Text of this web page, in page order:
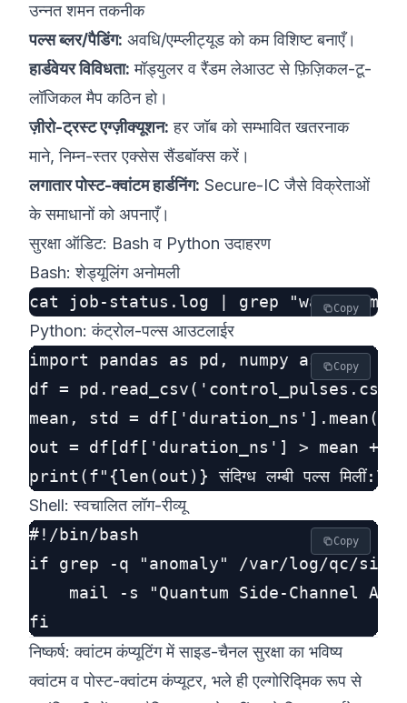
उन्नत शमन तकनीक
पल्स ब्लर/पैडिंग: अवधि/एम्प्लीट्यूड को कम विशिष्ट बनाएँ।
हार्डवेयर विविधता: मॉड्युलर व रैंडम लेआउट से फ़िज़िकल-टू-
लॉजिकल मैप कठिन हो।
ज़ीरो-ट्रस्ट एग्ज़ीक्यूशन: हर जॉब को सम्भावित खतरनाक
माने, निम्न-स्तर एक्सेस सैंडबॉक्स करें।
लगातार पोस्ट-क्वांटम हार्डनिंग: Secure-IC जैसे विक्रेताओं
के समाधानों को अपनाएँ।
सुरक्षा ऑडिट: Bash व Python उदाहरण
Bash: शेड्यूलिंग अनोमली
Copy
Python: कंट्रोल-पल्स आउटलाईर
import pandas as pd, numpy as np
df =
mean, std =
out = df[df['duration_ns'] > mean +
Copy
Shell: स्वचालित लॉग-रीव्यू
#!/bin/bash
if grep -q "anomaly" /var/log/qc/
mail -s "Quantum Side-Channel
Copy
निष्कर्ष: क्वांटम कंप्यूटिंग में साइड-चैनल सुरक्षा का भविष्य
क्वांटम व पोस्ट-क्वांटम कंप्यूटर, भले ही एल्गोरिद्मिक रूप से